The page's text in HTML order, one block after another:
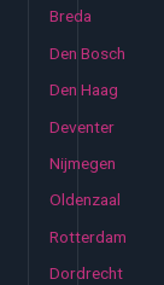
Breda
Den Bosch
Den Haag
Deventer
Nijmegen
Oldenzaal
Rotterdam
Dordrecht